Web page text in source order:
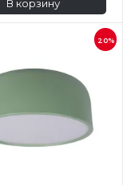
В корзину
20%